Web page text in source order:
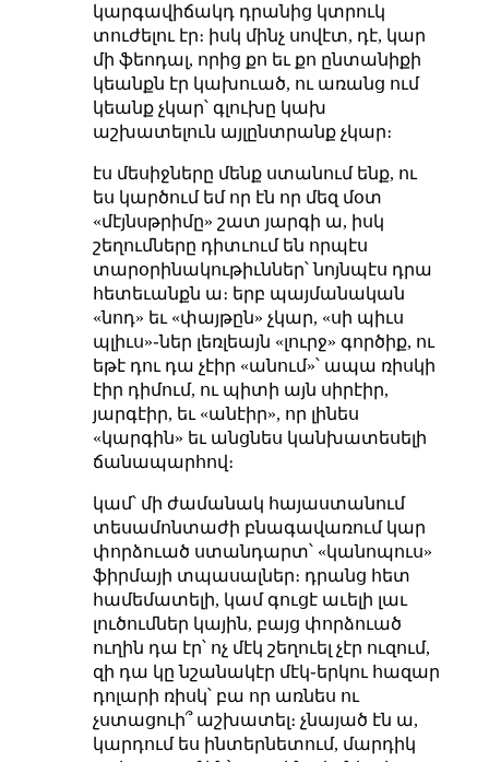
կարգավիճակդ դրանից կտրուկ
տուժելու էր։ իսկ մինչ սովէտ, դէ, կար
մի ֆեոդալ, որից քո եւ քո ընտանիքի
կեանքն էր կախուած, ու առանց ում
կեանք չկար՝ գլուխը կախ
աշխատելուն այլընտրանք չկար։
էս մեսիջները մենք ստանում ենք, ու
ես կարծում եմ որ էն որ մեզ մօտ
«մէյնսթրիմը» շատ յարգի ա, իսկ
շեղումները դիտւում են որպէս
տարօրինակութիւններ՝ նոյնպէս դրա
հետեւանքն ա։ երբ պայմանական
«նոդ» եւ «փայթըն» չկար, «սի պիւս
պլիւս»֊ներ լեռլեայն «լուրջ» գործիք, ու
եթէ դու դա չէիր «անում»՝ ապա ռիսկի
էիր դիմում, ու պիտի այն սիրէիր,
յարգէիր, եւ «անէիր», որ լինես
«կարգին» եւ անցնես կանխատեսելի
ճանապարհով։
կամ՝ մի ժամանակ հայաստանում
տեսամոնտաժի բնագավառում կար
փորձուած ստանդարտ՝ «կանոպուս»
ֆիրմայի տպասալներ։ դրանց հետ
համեմատելի, կամ գուցէ աւելի լաւ
լուծումներ կային, բայց փորձուած
ուղին դա էր՝ ոչ մէկ շեղուել չէր ուզում,
զի դա կը նշանակէր մէկ֊երկու հազար
դոլարի ռիսկ՝ բա որ առնես ու
չստացուի՞ աշխատել։ չնայած էն ա,
կարդում ես ինտերնետում, մարդիկ